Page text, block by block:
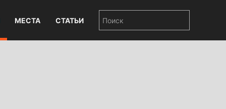
МЕСТА СТАТЬИ